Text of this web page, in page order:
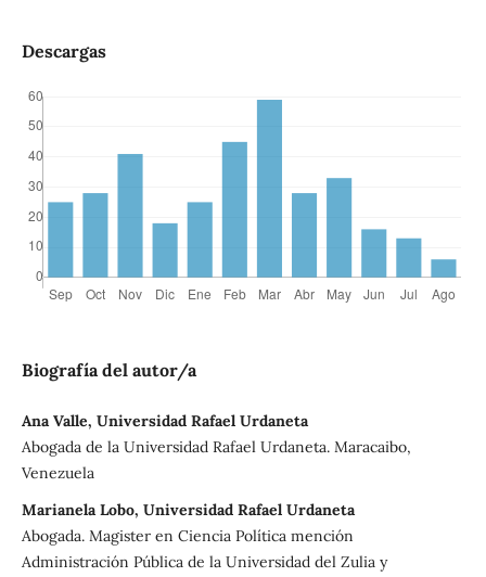
Descargas
Biografía del autor/a
Ana Valle, Universidad Rafael Urdaneta
Abogada de la Universidad Rafael Urdaneta. Maracaibo,
Venezuela
Marianela Lobo, Universidad Rafael Urdaneta
Abogada. Magister en Ciencia Política mención
Administración Pública de la Universidad del Zulia y